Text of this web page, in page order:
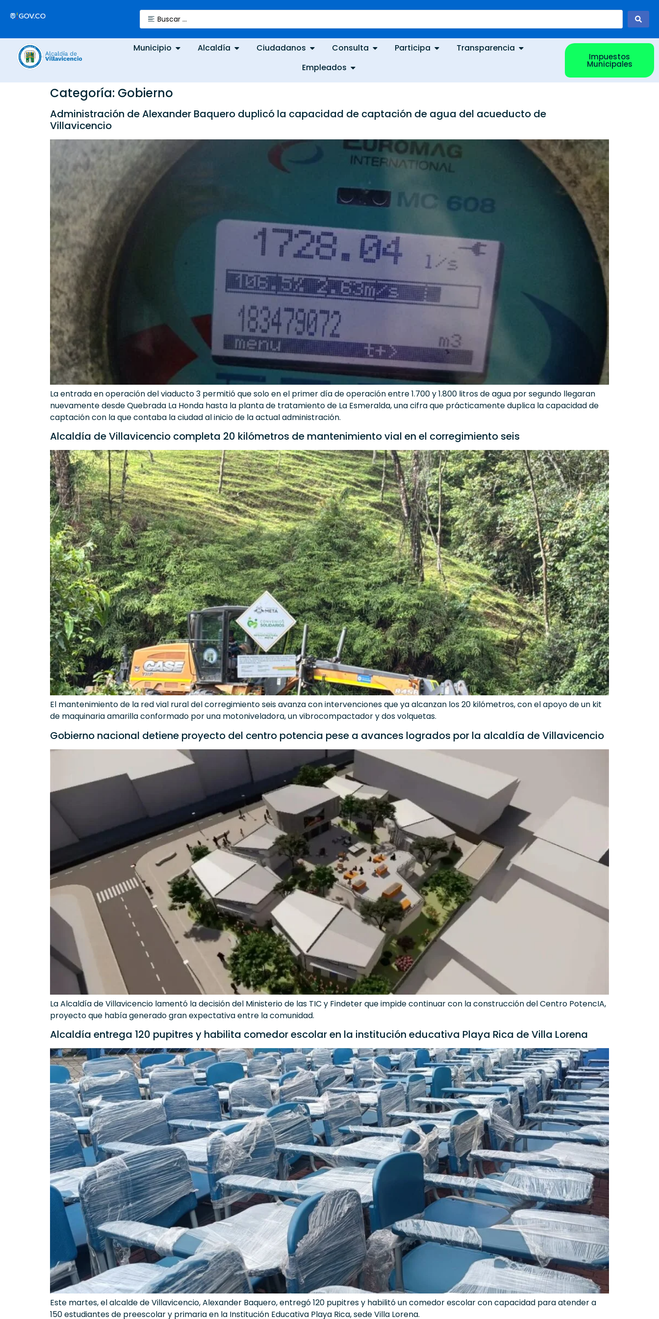
Municipio Alcaldía Ciudadanos Consulta Participa
Transparencia
Empleados
Impuestos
Municipales
Categoría: Gobierno
Administración de Alexander Baquero duplicó la capacidad de captación de agua del acueducto de
Villavicencio
La entrada en operación del viaducto 3 permitió que solo en el primer día de operación entre 1.700 y 1.800 litros de agua por segundo llegaran
nuevamente desde Quebrada La Honda hasta la planta de tratamiento de La Esmeralda, una cifra que prácticamente duplica la capacidad de
captación con la que contaba la ciudad al inicio de la actual administración.
Alcaldía de Villavicencio completa 20 kilómetros de mantenimiento vial en el corregimiento seis
El mantenimiento de la red vial rural del corregimiento seis avanza con intervenciones que ya alcanzan los 20 kilómetros, con el apoyo de un kit
de maquinaria amarilla conformado por una motoniveladora, un vibrocompactador y dos volquetas.
Gobierno nacional detiene proyecto del centro potencia pese a avances logrados por la alcaldía de Villavicencio
La Alcaldía de Villavicencio lamentó la decisión del Ministerio de las TIC y Findeter que impide continuar con la construcción del Centro PotencIA,
proyecto que había generado gran expectativa entre la comunidad.
Alcaldía entrega 120 pupitres y habilita comedor escolar en la institución educativa Playa Rica de Villa Lorena
Este martes, el alcalde de Villavicencio, Alexander Baquero, entregó 120 pupitres y habilitó un comedor escolar con capacidad para atender a
150 estudiantes de preescolar y primaria en la Institución Educativa Playa Rica, sede Villa Lorena.